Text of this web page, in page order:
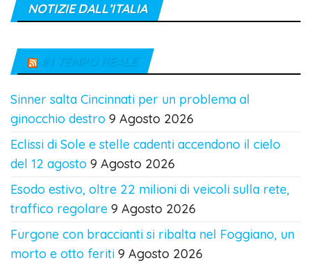
NOTIZIE DALL’ITALIA
IN TEMPO REALE
Sinner salta Cincinnati per un problema al
ginocchio destro 9 Agosto 2026
Eclissi di Sole e stelle cadenti accendono il cielo
del 12 agosto 9 Agosto 2026
Esodo estivo, oltre 22 milioni di veicoli sulla rete,
traffico regolare 9 Agosto 2026
Furgone con braccianti si ribalta nel Foggiano, un
morto e otto feriti 9 Agosto 2026